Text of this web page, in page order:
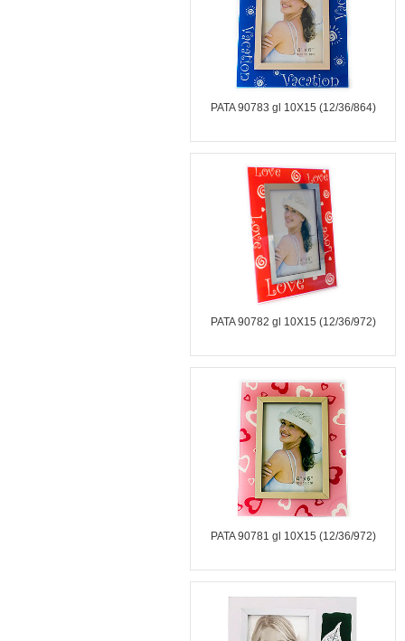
PATA 90783 gl 10X15 (12/36/864)
PATA 90782 gl 10X15 (12/36/972)
PATA 90781 gl 10X15 (12/36/972)